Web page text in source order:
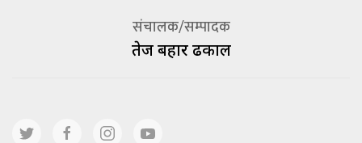
संचालक/सम्पादक
तेज बहादूर ढकाल